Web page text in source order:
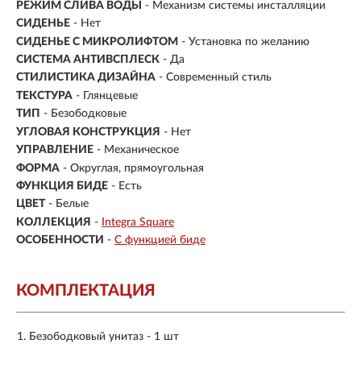
РЕЖИМ СЛИВА ВОДЫ
- Механизм системы инсталляции
СИДЕНЬЕ - Нет
СИДЕНЬЕ С МИКРОЛИФТОМ - Установка по желанию
СИСТЕМА АНТИВСПЛЕСК - Да
СТИЛИСТИКА ДИЗАЙНА - Современный стиль
ТЕКСТУРА - Глянцевые
ТИП - Безободковые
УГЛОВАЯ КОНСТРУКЦИЯ - Нет
УПРАВЛЕНИЕ - Механическое
ФОРМА - Округлая, прямоугольная
ФУНКЦИЯ БИДЕ - Есть
ЦВЕТ - Белые
КОЛЛЕКЦИЯ -
Integra Square
ОСОБЕННОСТИ - С функцией биде
КОМПЛЕКТАЦИЯ
Безободковый унитаз - 1 шт